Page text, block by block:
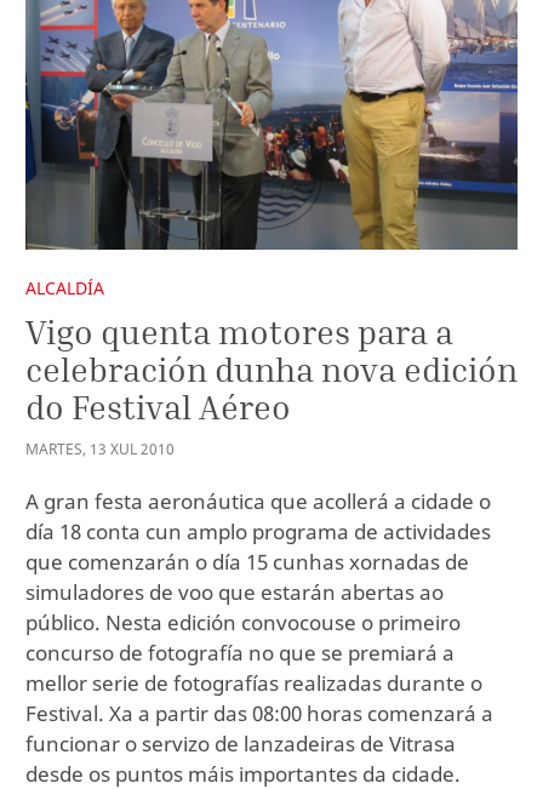
ALCALDÍA
Vigo quenta motores para a
celebración dunha nova edición
do Festival Aéreo
MARTES, 13 XUL2010
A gran festa aeronáutica que acollerá a cidade o
día 18 conta cun amplo programa de actividades
que comenzarán o día 15 cunhas xornadas de
simuladores de voo que estarán abertas ao
público. Nesta edición convocouse o primeiro
concurso de fotografía no que se premiará a
mellor serie de fotografías realizadas durante o
Festival. Xa a partir das 08:00 horas comenzará a
funcionar o servizo de lanzadeiras de Vitrasa
desde os puntos máis importantes da cidade.